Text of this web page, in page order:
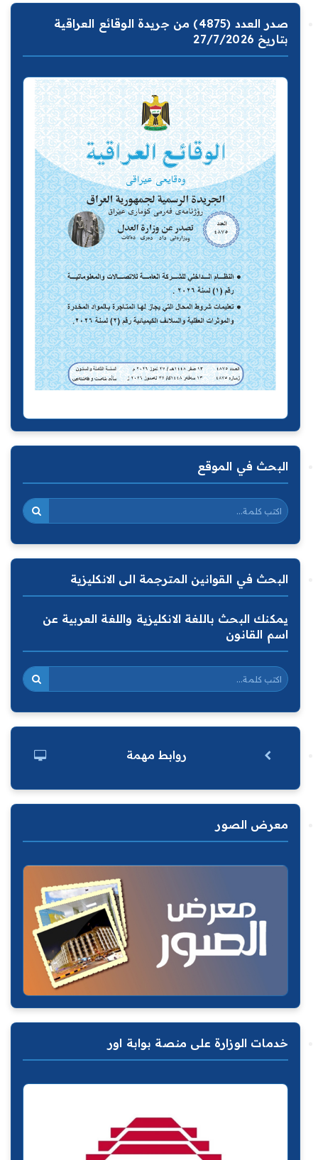
صدر العدد (4875) من جريدة الوقائع العراقية
بتاريخ 27/7/2026
البحث في الموقع
البحث في القوانين المترجمة الى الانكليزية
يمكنك البحث باللغة الانكليزية واللغة العربية عن
اسم القانون
روابط مهمة
معرض الصور
خدمات الوزارة على منصة بوابة اور